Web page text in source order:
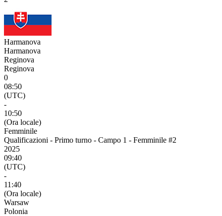
Harmanova
Harmanova
Reginova
Reginova
0
08:50
(UTC)
-
10:50
(Ora locale)
Femminile
Qualificazioni - Primo turno - Campo 1 - Femminile #2
2025
09:40
(UTC)
-
11:40
(Ora locale)
Warsaw
Polonia